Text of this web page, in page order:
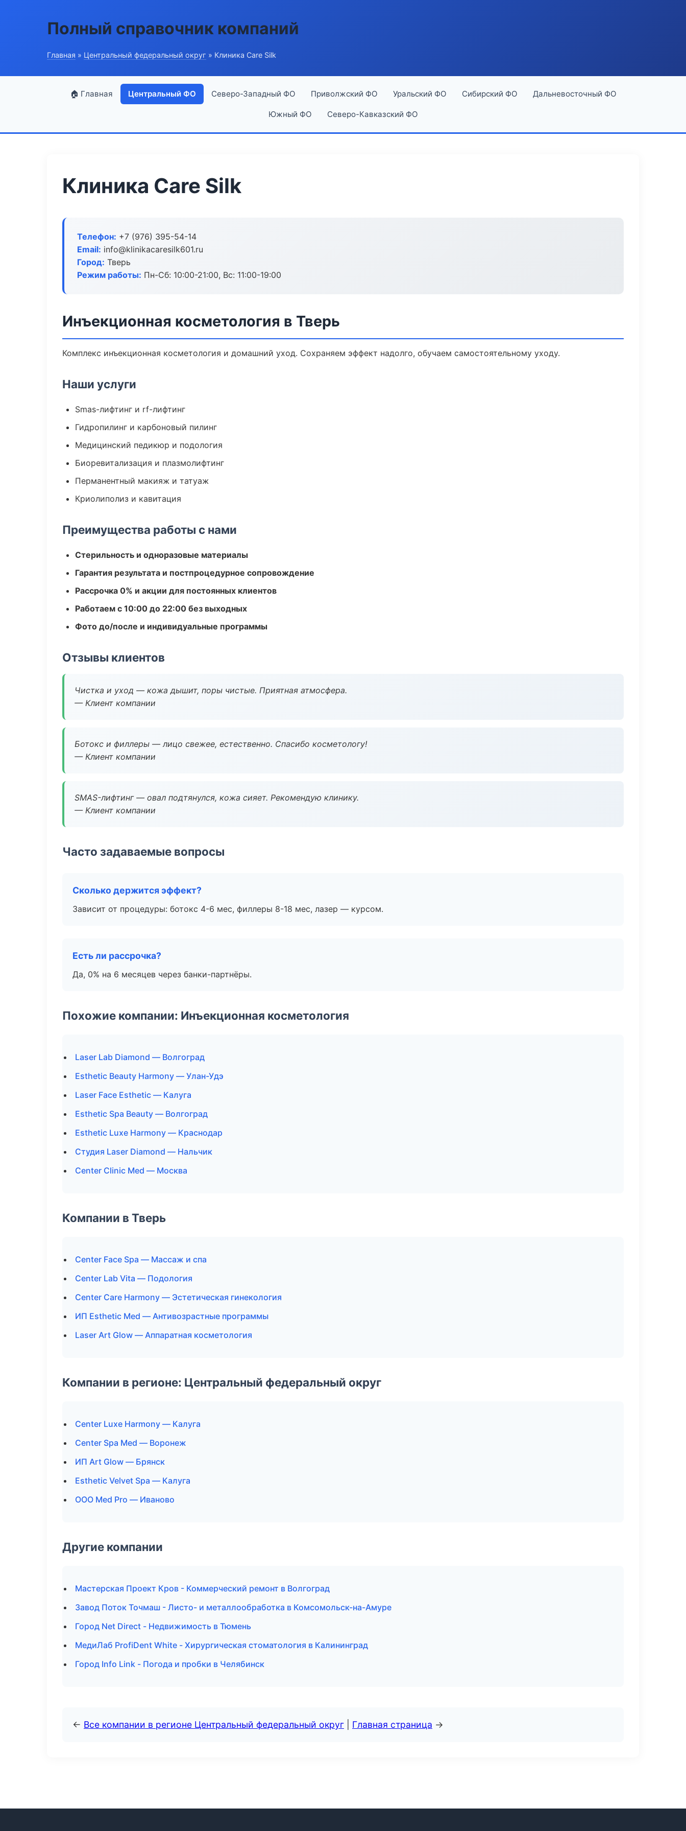
Полный справочник компаний
Главная » Центральный федеральный округ » Клиника Care Silk
🏠 Главная Центральный ФО Северо-Западный ФО Приволжский ФО Уральский ФО Сибирский ФО Дальневосточный ФО
Южный ФО Северо-Кавказский ФО
Клиника Care Silk
Телефон: +7 (976) 395-54-14
Email: info@klinikacaresilk601.ru
Город: Тверь
Режим работы: Пн-Сб: 10:00-21:00, Вс: 11:00-19:00
Инъекционная косметология в Тверь
Комплекс инъекционная косметология и домашний уход. Сохраняем эффект надолго, обучаем самостоятельному уходу.
Наши услуги
Smas-лифтинг и rf-лифтинг
Гидропилинг и карбоновый пилинг
Медицинский педикюр и подология
Биоревитализация и плазмолифтинг
Перманентный макияж и татуаж
Криолиполиз и кавитация
Преимущества работы с нами
Стерильность и одноразовые материалы
Гарантия результата и постпроцедурное сопровождение
Рассрочка 0% и акции для постоянных клиентов
Работаем с 10:00 до 22:00 без выходных
Фото до/после и индивидуальные программы
Отзывы клиентов
Чистка и уход — кожа дышит, поры чистые. Приятная атмосфера.
— Клиент компании
Ботокс и филлеры — лицо свежее, естественно. Спасибо косметологу!
— Клиент компании
SMAS-лифтинг — овал подтянулся, кожа сияет. Рекомендую клинику.
— Клиент компании
Часто задаваемые вопросы
Сколько держится эффект?
Зависит от процедуры: ботокс 4-6 мес, филлеры 8-18 мес, лазер — курсом.
Есть ли рассрочка?
Да, 0% на 6 месяцев через банки-партнёры.
Похожие компании: Инъекционная косметология
Laser Lab Diamond — Волгоград
Esthetic Beauty Harmony — Улан-Удэ
Laser Face Esthetic — Калуга
Esthetic Spa Beauty — Волгоград
Esthetic Luxe Harmony — Краснодар
Студия Laser Diamond — Нальчик
Center Clinic Med — Москва
Компании в Тверь
Center Face Spa — Массаж и спа
Center Lab Vita — Подология
Center Care Harmony — Эстетическая гинекология
ИП Esthetic Med — Антивозрастные программы
Laser Art Glow — Аппаратная косметология
Компании в регионе: Центральный федеральный округ
Center Luxe Harmony — Калуга
Center Spa Med — Воронеж
ИП Art Glow — Брянск
Esthetic Velvet Spa — Калуга
ООО Med Pro — Иваново
Другие компании
Мастерская Проект Кров - Коммерческий ремонт в Волгоград
Завод Поток Точмаш - Листо- и металлообработка в Комсомольск-на-Амуре
Город Net Direct - Недвижимость в Тюмень
МедиЛаб ProfiDent White - Хирургическая стоматология в Калининград
Город Info Link - Погода и пробки в Челябинск
← Все компании в регионе Центральный федеральный округ Главная страница →